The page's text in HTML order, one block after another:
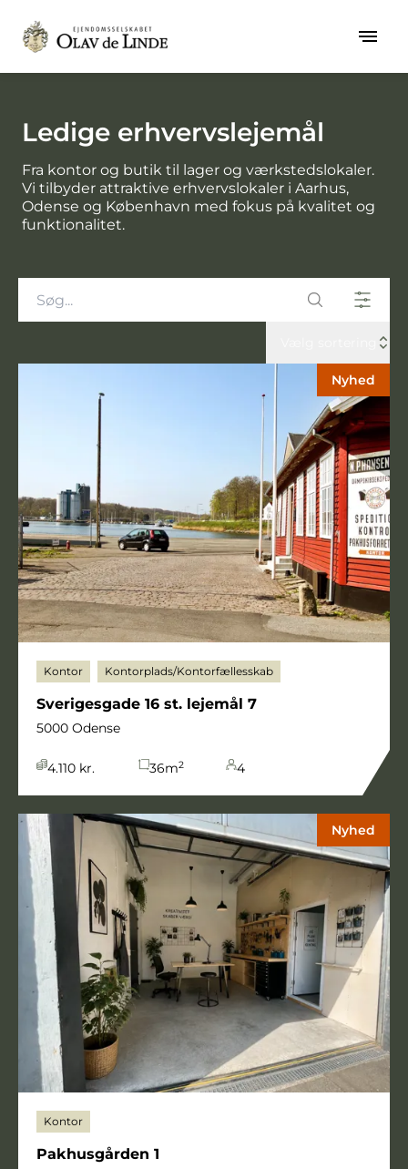
Ledige erhvervslejemål
Fra kontor og butik til lager og værkstedslokaler.
Vi tilbyder attraktive erhvervslokaler i Aarhus,
Odense og København med fokus på kvalitet og
funktionalitet.
Nyhed
Kontor Kontorplads/Kontorfællesskab
Sverigesgade 16 st. lejemål 7
5000 Odense
4.110 kr. 36m2 4
Nyhed
Kontor
Pakhusgården 1